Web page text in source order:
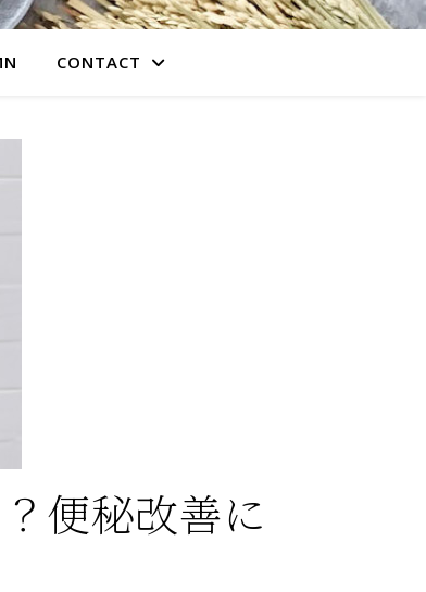
CONTACT
便秘改善に